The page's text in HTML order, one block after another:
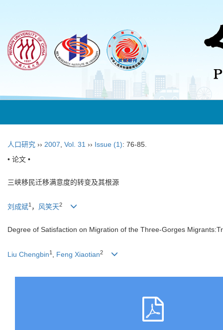
人口研究 ›› 2007 Vol. 31 ›› Issue (1): 76-85.
• 论文 •
三峡移民迁移满意度的转变及其根源
刘成斌1 ， 风笑天2
Degree of Satisfaction on Migration of the Three-Gorges
Liu Chengbin1 Feng Xiaotian2